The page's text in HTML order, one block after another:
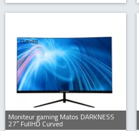
Moniteur gaming Matos DARKNESS
27″ FullHD Curved